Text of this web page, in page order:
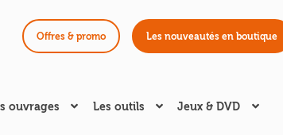
Offres & promo Les nouveautés en boutique
ouvrages Les outils Jeux & DVD